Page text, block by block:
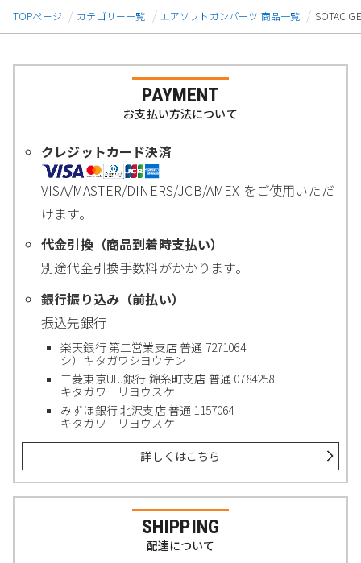
TOPページ
カテゴリー一覧 エアソフトガンパーツ 商品一覧 SOTAC
PAYMENT
お支払い方法について
クレジットカード決済
VISA/MASTER/DINERS/JCB/AMEX をご使用いただ
けます。
代金引換（商品到着時支払い）
別途代金引換手数料がかかります。
銀行振り込み（前払い）
振込先銀行
楽天銀行 第二営業支店 普通 7271064
シ）キタガワシヨウテン
三菱東京UFJ銀行 錦糸町支店 普通 0784258
キタガワ リヨウスケ
みずほ銀行 北沢支店 普通 1157064
キタガワ リヨウスケ
詳しくはこちら
SHIPPING
配達について